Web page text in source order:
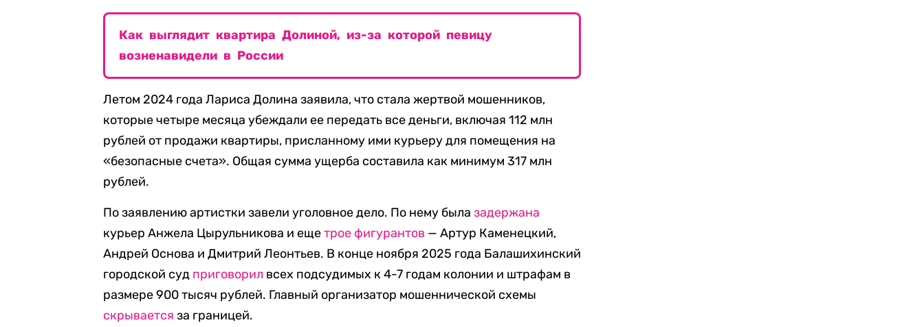
Как выглядит квартира Долиной, из-за которой певицу
возненавидели в России
Летом 2024 года Лариса Долина заявила, что стала жертвой мошенников,
которые четыре месяца убеждали ее передать все деньги, включая 112 млн
рублей от продажи квартиры, присланному ими курьеру для помещения на
«безопасные счета». Общая сумма ущерба составила как минимум 317 млн
рублей.
По заявлению артистки завели уголовное дело. По нему была задержана
курьер Анжела Цырульникова и ещетрое фигурантов — Артур Каменецкий,
Андрей Основа и Дмитрий Леонтьев. В конце ноября 2025 года Балашихинский
городской суд приговорил всех подсудимых к 4-7 годам колонии и штрафам в
размере 900 тысяч рублей. Главный организатор мошеннической схемы
скрывается за границей.